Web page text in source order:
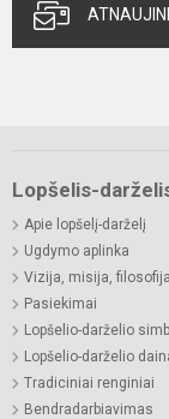
Lopšelis-
Apie lopšelį-darželį
Ugdymo aplinka
Vizija, misija, filosofija
Pasiekimai
Lopšelio-darželio
Lopšelio-darželio
Tradiciniai renginiai
Bendradarbiavimas